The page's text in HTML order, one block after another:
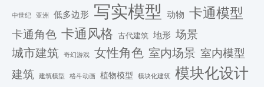
中世纪 亚洲 低多边形 写实模型 动物 卡通模型
卡通角色 卡通风格 古代建筑 地形 场景
城市建筑
奇幻游戏 女性角色 室内场景 室内模型
建筑 建筑模型 格斗动画 植物模型 模块化建筑 模块化设计